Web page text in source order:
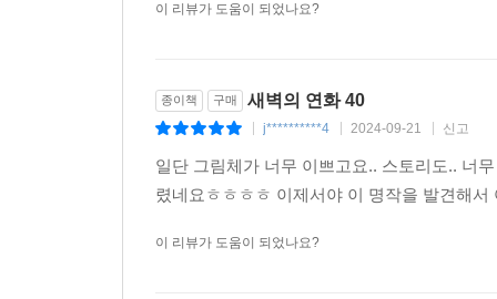
이 리뷰가 도움이 되었나요?
종이책 구매 새벽의 연화 40
j**********4 2024-09-21 신고
일단 그림체가 너무 이쁘고요.. 스토리도.. 너
렸네요ㅎㅎㅎㅎ 이제서야 이 명작을 발견해
이 리뷰가 도움이 되었나요?